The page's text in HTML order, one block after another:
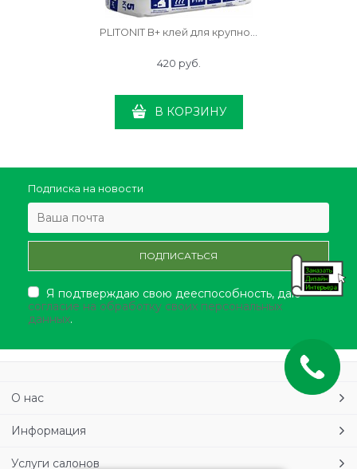
420 руб.
В КОРЗИНУ
Подписка на новости
Я подтверждаю свою дееспособность, даю
согласие на обработку своих персональных
данных.
О нас
Информация
Услуги салонов